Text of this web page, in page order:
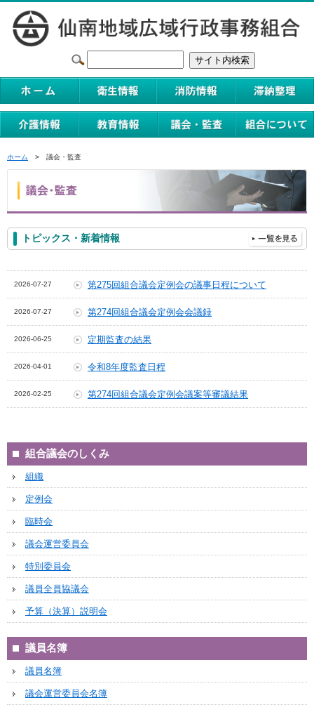
ホーム > 議会・監査
トピックス・新着情報
2026-07-27 第275回組合議会定例会の議事日程について
2026-07-27 第274回組合議会定例会会議録
2026-06-25 定期監査の結果
2026-04-01 令和8年度監査日程
2026-02-25 第274回組合議会定例会議案等審議結果
組合議会のしくみ
組織
定例会
臨時会
議会運営委員会
特別委員会
議員全員協議会
予算（決算）説明会
議員名簿
議員名簿
議会運営委員会名簿